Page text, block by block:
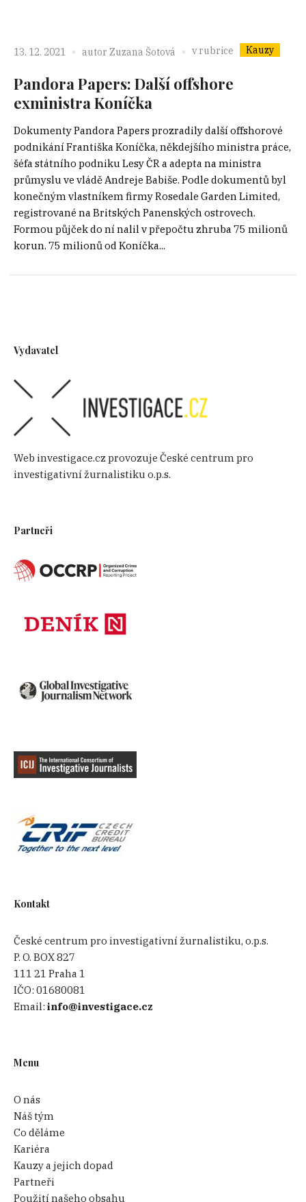
13. 12. 2021 autor Zuzana Šotová v rubrice Kauzy
Pandora Papers: Další offshore
exministra Koníčka
Dokumenty Pandora Papers prozradily další offshorové
podnikání Františka Koníčka, někdejšího ministra práce,
šéfa státního podniku Lesy ČR a adepta na ministra
průmyslu ve vládě Andreje Babiše. Podle dokumentů byl
konečným vlastníkem firmy Rosedale Garden Limited,
registrované na Britských Panenských ostrovech.
Formou půjček do ní nalil v přepočtu zhruba 75 milionů
korun. 75 milionů od Koníčka...
Vydavatel
Web investigace.cz provozuje České centrum pro
investigativní žurnalistiku o.p.s.
Partneři
Kontakt
České centrum pro investigativní žurnalistiku, o.p.s.
P. O. BOX 827
111 21 Praha 1
IČO:01680081
Email:info@investigace.cz
Menu
O nás
Náš tým
Co děláme
Kariéra
Kauzy a jejich dopad
Partneři
Použití našeho obsahu